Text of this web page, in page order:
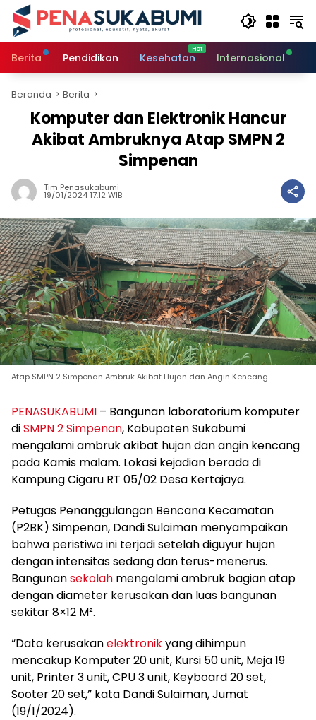
Langsung
konten
Berita
Pendidikan Kesehatan Internasional
Beranda Berita
Komputer dan Elektronik Hancur
Akibat Ambruknya Atap SMPN 2
Simpenan
Tim Penasukabumi
19/01/2024 17:12 WIB
Atap SMPN 2 Simpenan Ambruk Akibat Hujan dan Angin Kencang
PENASUKABUMI – Bangunan laboratorium komputer
diSMPN 2 Simpenan, Kabupaten Sukabumi
mengalami ambruk akibat hujan dan angin kencang
pada Kamis malam. Lokasi kejadian berada di
Kampung Cigaru RT 05/02 Desa Kertajaya.
Petugas Penanggulangan Bencana Kecamatan
(P2BK) Simpenan, Dandi Sulaiman menyampaikan
bahwa peristiwa ini terjadi setelah diguyur hujan
dengan intensitas sedang dan terus-menerus.
Bangunansekolah mengalami ambruk bagian atap
dengan diameter kerusakan dan luas bangunan
sekitar 8×12 M².
“Data kerusakanelektronikyang dihimpun
mencakup Komputer 20 unit, Kursi 50 unit, Meja 19
unit, Printer 3 unit, CPU 3 unit, Keyboard 20 set,
Sooter 20 set,” kata Dandi Sulaiman, Jumat
(19/1/2024).